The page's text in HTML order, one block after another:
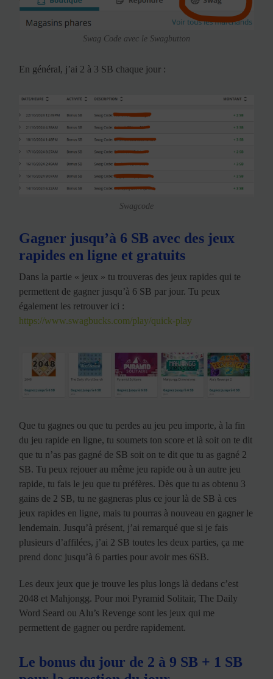
Swag Code avec le Swagbutton
En général, j’ai 2 à 3 SB chaque jour :
Swagcode
Gagner jusqu’à 6 SB avec des jeux
rapides en ligne et gratuits
Dans la partie « jeux » tu trouveras des jeux rapides qui te
permettent de gagner jusqu’à 6 SB par jour. Tu peux
également les retrouver ici :
https://www.swagbucks.com/play/quick-play
Que tu gagnes ou que tu perdes au jeu peu importe, à la fin
du jeu rapide en ligne, tu soumets ton score et là soit on te dit
que tu n’as pas gagné de SB soit on te dit que tu as gagné 2
SB. Tu peux rejouer au même jeu rapide ou à un autre jeu
rapide, tu fais le jeu que tu préfères. Dès que tu as obtenu 3
gains de 2 SB, tu ne gagneras plus ce jour là de SB à ces
jeux rapides en ligne, mais tu pourras à nouveau en gagner le
lendemain. Jusqu’à présent, j’ai remarqué que si je fais
plusieurs d’affilées, j’ai 2 SB toutes les deux parties, ça me
prend donc jusqu’à 6 parties pour avoir mes 6SB.
Les deux jeux que je trouve les plus longs là dedans c’est
2048 et Mahjongg. Pour moi Pyramid Solitair, The Daily
Word Seard ou Alu’s Revenge sont les jeux qui me
permettent de gagner ou perdre rapidement.
Le bonus du jour de 2 à 9 SB + 1 SB